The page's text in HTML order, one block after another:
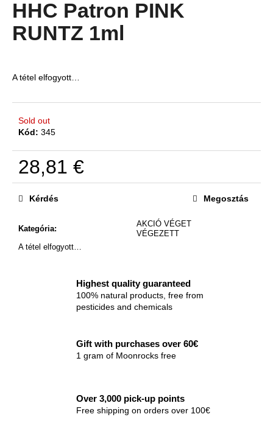
értékelése
5-
ből
HHC Patron PINK
RUNTZ 1ml
A tétel elfogyott…
Sold out
Kód: 345
28,81 €
Egységár:
Kategória:
AKCIÓ VÉGET
VÉGEZETT
A tétel elfogyott…
Kérdés Megosztás
Highest quality guaranteed
100% natural products, free from
pesticides and chemicals
Gift with purchases over 60€
1 gram of Moonrocks free
Over 3,000 pick-up points
Free shipping on orders over 100€
A
n
j
u